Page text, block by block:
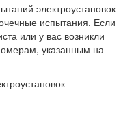
электроустановок
испытания. Если
или у вас возникли
указанным на